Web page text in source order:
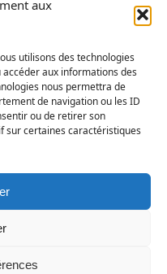
aux
utilisons des technologies
aux informations des
nous permettra de
de navigation ou les ID
ou de retirer son
sur certaines caractéristiques
dernières actualités